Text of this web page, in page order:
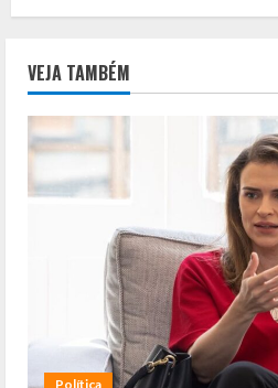
VEJA TAMBÉM
Política